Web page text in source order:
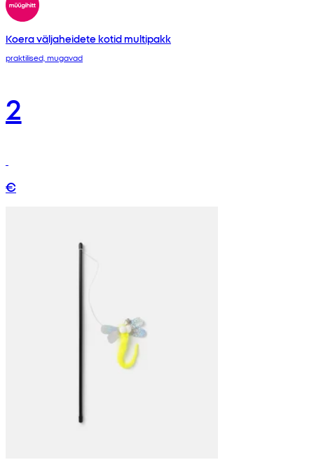
Koera väljaheidete kotid multipakk
praktilised, mugavad
2
€